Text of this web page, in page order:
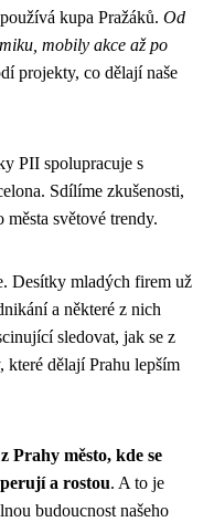
kupa Pražáků. Od
mobily akce až po
projekty, co dělají naše
PII spolupracuje s
Sdílíme zkušenosti,
města světové trendy.
Desítky mladých firem už
a některé z nich
sledovat, jak se z
které dělají Prahu lepším
Prahy město, kde se
a rostou. A to je
budoucnost našeho